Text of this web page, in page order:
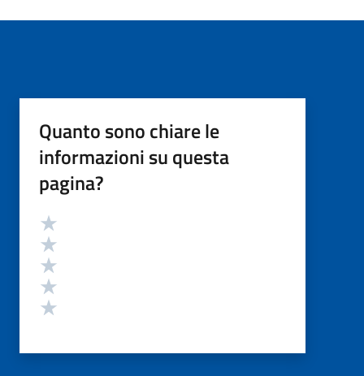
Quanto sono chiare le
informazioni su questa
pagina?
Valutazione